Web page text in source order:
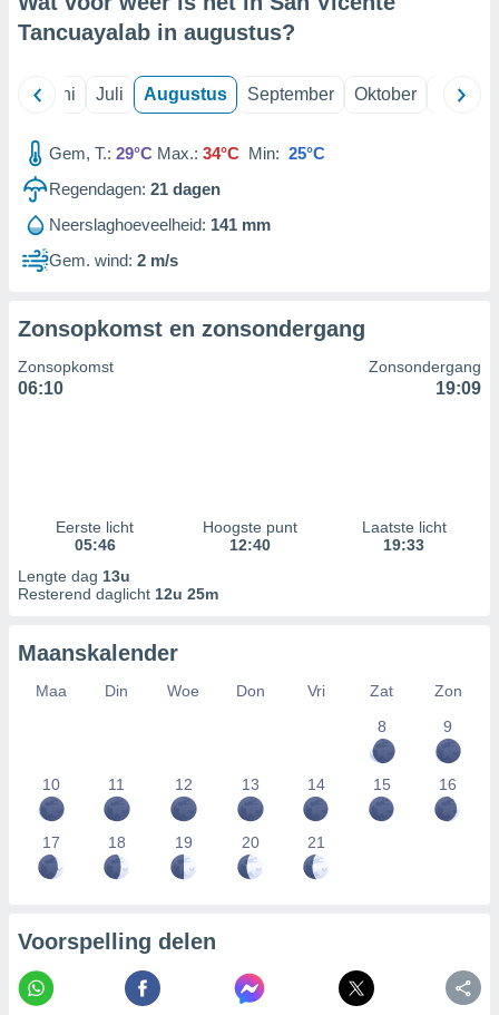
Tancuayalab in augustus?
Juni Juli Augustus September Oktober
Gem, T.: 29°C Max.: 34°C Min: 25°C
Regendagen: 21 dagen
Neerslaghoeveelheid: 141 mm
Gem. wind: 2 m/s
Zonsopkomst en zonsondergang
Zonsopkomst
06:10
Zonsondergang
19:09
Eerste licht
05:46
Hoogste punt
12:40
Laatste licht
19:33
Lengte dag 13u
Resterend daglicht 12u 25m
Maanskalender
Maa Din Woe Don Vri Zat
Zon
8
9
10 11 12 13 14 15 16
17 18 19 20 21
Voorspelling delen